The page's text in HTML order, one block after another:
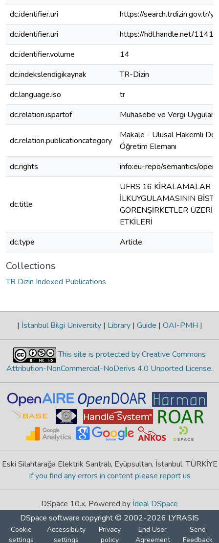
dc.identifier.uri
https://search.trdizin.gov.tr/
dc.identifier.uri
https://hdl.handle.net/
dc.identifier.volume
14
dc.indekslendigikaynak
TR-Dizin
dc.language.iso
tr
dc.relation.ispartof
Muhasebe ve Vergi
dc.relation.publicationcategory
Makale - Ulusal Hakemli
Öğretim Elemanı
dc.rights
info:eu-repo/semantics/
dc.title
UFRS 16 KİRALAMALAR
İLKUYGULAMASININ
GÖRENŞİRKETLER
ETKİLERİ
dc.type
Article
Collections
TR Dizin Indexed Publications
| İstanbul Bilgi University | Library | Guide | OAI-PMH |
This site is protected by Creative Commons
Attribution-NonCommercial-NoDerivs 4.0 Unported License.
Eski Silahtarağa Elektrik Santralı, Eyüpsultan, İstanbul, TÜRKİYE
If you find any errors in content please report us
DSpace 10.x, Powered by İdeal DSpace
DSpace software copyright © 2002-2026 LYRASIS
Cookie
settings
Accessibility
settings
Privacy
policy
End User
Agreement
Send
Feedback